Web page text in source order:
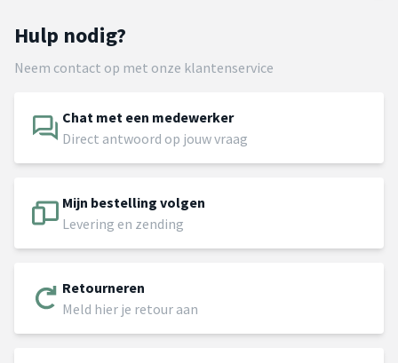
Hulp nodig?
Neem contact op met onze klantenservice
Chat met een medewerker
Direct antwoord op jouw vraag
Mijn bestelling volgen
Levering en zending
Retourneren
Meld hier je retour aan